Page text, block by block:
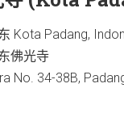
Kota Padang,
佛光寺
No. 34-38B,